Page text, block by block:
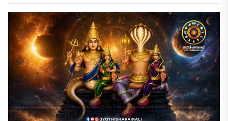
വിശേഷണവും ശനിക്കൊപ്പമുണ്ട്. പ്രപഞ്ചത്തിലെ...